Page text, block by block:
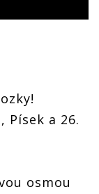
Písek a 26.
osmou